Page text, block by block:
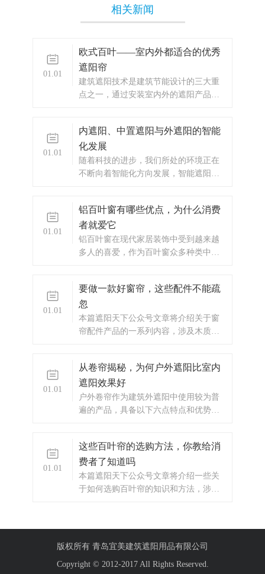
相关新闻
01.01
欧式百叶——室内外都适合的优秀
遮阳帘
​建筑遮阳技术是建筑节能设计的三大重
点之一，通过安装室内外的遮阳产品，
01.01
内遮阳、中置遮阳与外遮阳的智能
化发展
​随着科技的进步，我们所处的环境正在
不断向着智能化方向发展，智能遮阳产
调能耗和人工照明用电，改善室内光环
境，是实现建筑节能的最有效方法之
一。
01.01
铝百叶窗有哪些优点，为什么消费
者就爱它
​铝百叶窗在现代家居装饰中受到越来越
多人的喜爱，作为百叶窗众多种类中的
01.01
要做一款好窗帘，这些配件不能疏
忽
​本篇遮阳天下公众号文章将介绍关于窗
帘配件产品的一系列内容，涉及木质、
01.01
从卷帘揭秘，为何户外遮阳比室内
遮阳效果好
​户外卷帘作为建筑外遮阳中使用较为普
遍的产品，具备以下六点特点和优势：
次数。在冬季，通过减少热量损失来保
持家中温度。
01.01
这些百叶帘的选购方法，你教给消
费者了知道吗
​本篇遮阳天下公众号文章将介绍一些关
于如何选购百叶帘的知识和方法，涉及
私密性，同时又是家装不可或缺的装饰
品。
版权所有 青岛宜美建筑遮阳用品有限公司
Copyright © 2012-2017 All Rights Reserved.